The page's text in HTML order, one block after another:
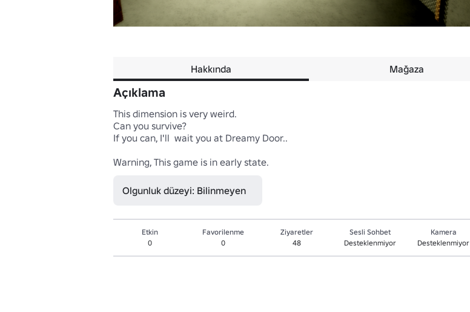
Hakkında Mağaza
Açıklama
This dimension is very weird.
Can you survive?
If you can, I'll  wait you at Dreamy Door..
Warning, This game is in early state.
Olgunluk düzeyi: Bilinmeyen
Etkin
0
Favorilenme
0
Ziyaretler
48
Sesli Sohbet
Desteklenmiyor
Kamera
Desteklenmiyor